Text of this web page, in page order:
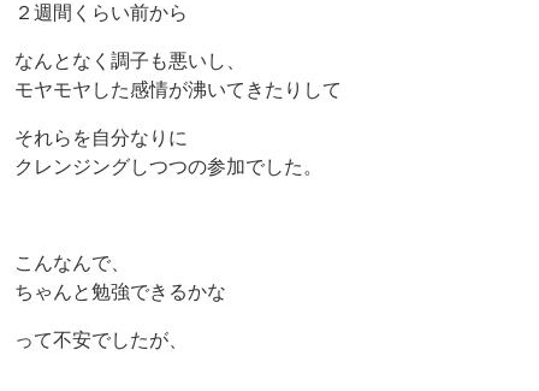
２週間くらい前から
なんとなく調子も悪いし、
モヤモヤした感情が沸いてきたりして
それらを自分なりに
クレンジングしつつの参加でした。
こんなんで、
ちゃんと勉強できるかな
って不安でしたが、